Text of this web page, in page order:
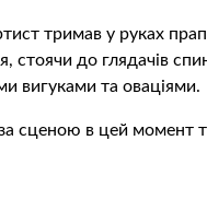
тримав у руках
стоячи до глядачів
вигуками та оваціями.
сценою в цей момент